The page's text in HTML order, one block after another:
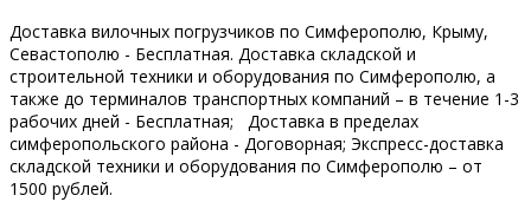
Доставка вилочных погрузчиков по Симферополю, Крыму,
Севастополю - Бесплатная. Доставка складской и
строительной техники и оборудования по Симферополю, а
также до терминалов транспортных компаний – в течение 1-3
рабочих дней - Бесплатная; Доставка в пределах
симферопольского района - Договорная; Экспресс-доставка
складской техники и оборудования по Симферополю – от
1500 рублей.